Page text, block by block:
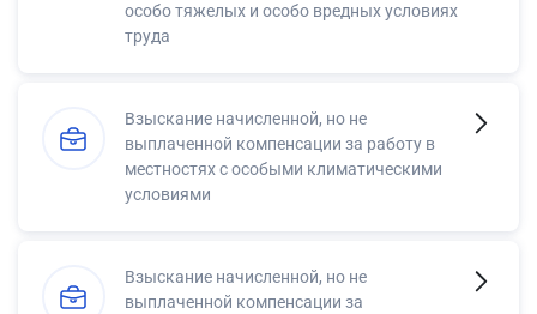
особо тяжелых и особо вредных условиях
труда
Взыскание начисленной, но не
выплаченной компенсации за работу в
местностях с особыми климатическими
условиями
Взыскание начисленной, но не
выплаченной компенсации за